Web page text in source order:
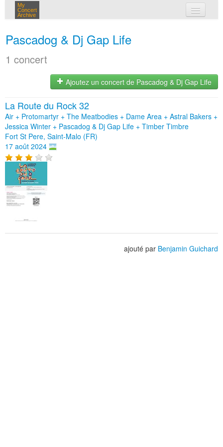
My
Concert
Archive
connexion
Pascadog & Dj Gap Life
1 concert
Ajoutez un concert de Pascadog & Dj Gap Life
La Route du Rock 32
Air + Protomartyr + The Meatbodies + Dame Area + Astral Bakers +
Jessica Winter + Pascadog & Dj Gap Life + Timber Timbre
Fort St Pere, Saint-Malo (FR)
17 août 2024
ajouté par Benjamin Guichard